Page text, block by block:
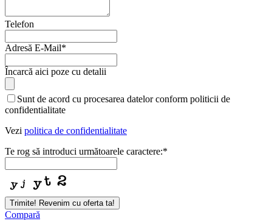
Telefon
Adresă E-Mail*
Încarcă aici poze cu detalii
Sunt de acord cu procesarea datelor conform politicii de
confidentialitate
Vezi politica de confidentialitate
Te rog să introduci următoarele caractere:*
Trimite! Revenim cu oferta ta!
Email*
Compară